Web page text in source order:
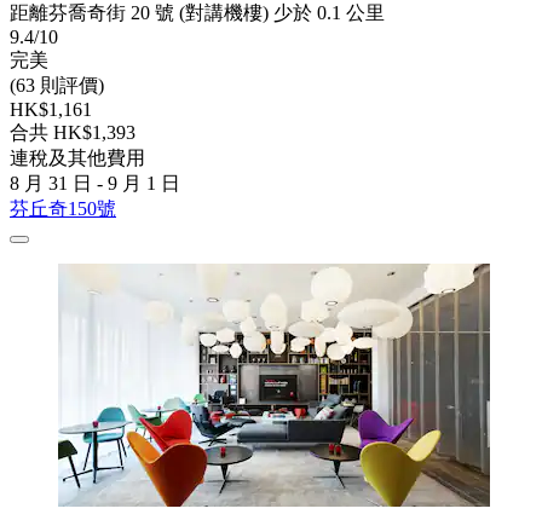
距離芬喬奇街 20 號 (對講機樓) 少於 0.1 公里
9.4/10
完美
(63 則評價)
HK$1,161
合共 HK$1,393
連稅及其他費用
8 月 31 日 - 9 月 1 日
芬丘奇150號